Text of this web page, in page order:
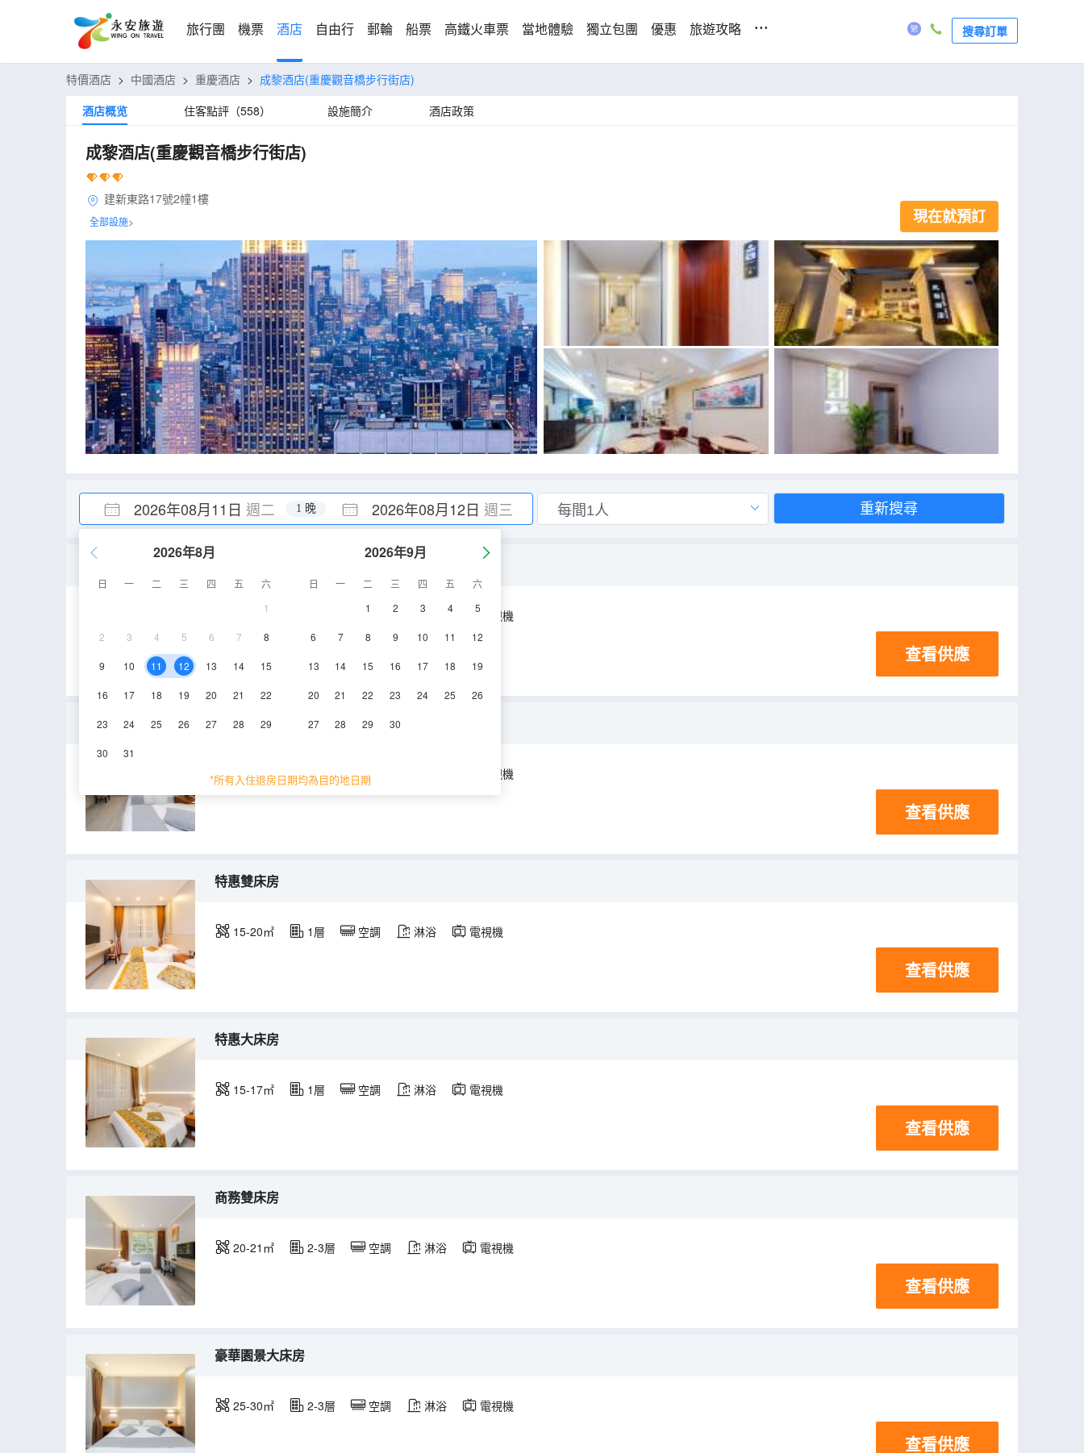
旅行團 機票 酒店 自由行 郵輪 船票 高鐵火車票 當地體驗 獨立包團 優惠 旅遊攻略 ... 搜尋訂單
特價酒店 > 中國酒店 > 重慶酒店 > 成黎酒店(重慶觀音橋步行街店)
酒店概览
住客點評（558） 設施簡介 酒店政策
成黎酒店(重慶觀音橋步行街店)
建新東路17號2幢1樓
全部設施> 現在就預訂
2026年08月11日 週二 2026年08月12日 週三
1 晚
2026年8月
日 一 二 三 四 五
六
1
2 3 4 5 6 7 8
9 10 11 12 13 14 15
16 17 18 19 20 21 22
23 24 25 26 27 28 29
30 31
2026年9月
日 一 二 三 四 五
六
1
2 3 4 5
6 7 8 9 10 11 12
13 14 15 16 17 18 19
20 21 22 23 24 25 26
27 28 29 30
*所有入住退房日期均為目的地日期
重新搜尋
20-21㎡ 空調 淋浴 電視機
查看供應
豪華園景雙床房
25-30㎡ 2-3層 空調 電視機
查看供應
特惠雙床房
15-20㎡ 1層 空調 淋浴 電視機
查看供應
特惠大床房
15-17㎡ 1層 空調 淋浴 電視機
查看供應
商務雙床房
20-21㎡ 2-3層 空調 淋浴 電視機
查看供應
豪華園景大床房
25-30㎡ 2-3層 空調 淋浴 電視機
查看供應